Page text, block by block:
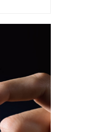
化新能源、
作进行深入
称，公司目
源的应用，
技术平